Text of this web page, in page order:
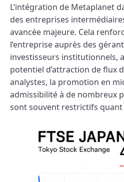
L’intégration de Metaplanet
des entreprises
avancée majeure. Cela
l’entreprise auprès des
investisseurs institutionnels,
potentiel d’attraction de flux
analystes, la promotion en
admissibilité à de nombreux
sont souvent restrictifs quant